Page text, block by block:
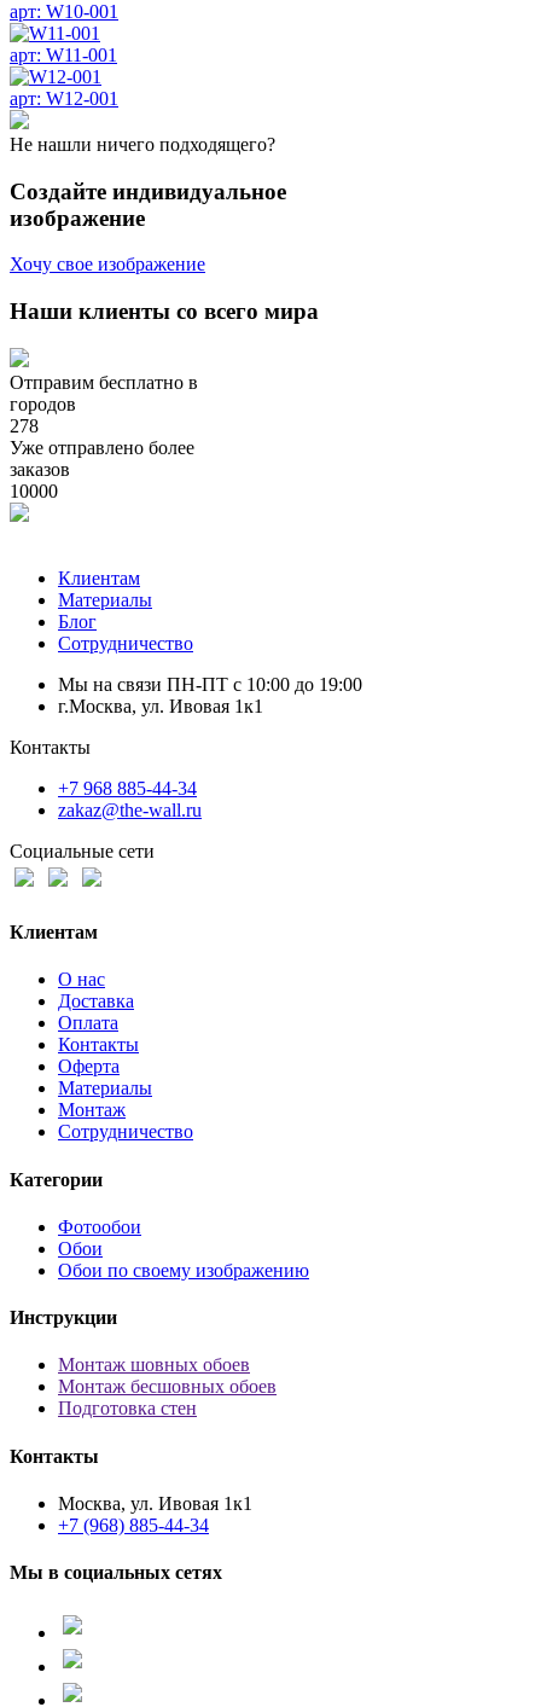
арт: W10-001
арт: W11-001
арт: W12-001
Не нашли ничего подходящего?
Создайте индивидуальное
изображение
Хочу свое изображение
Наши клиенты со всего мира
Отправим бесплатно в
городов
278
Уже отправлено более
заказов
10000
Клиентам
Материалы
Блог
Сотрудничество
Мы на связи ПН-ПТ с 10:00 до 19:00
г.Москва, ул. Ивовая 1к1
Контакты
+7 968 885-44-34
zakaz@the-wall.ru
Социальные сети
Клиентам
О нас
Доставка
Оплата
Контакты
Оферта
Материалы
Монтаж
Сотрудничество
Категории
Фотообои
Обои
Обои по своему изображению
Инструкции
Монтаж шовных обоев
Монтаж бесшовных обоев
Подготовка стен
Контакты
Москва, ул. Ивовая 1к1
+7 (968) 885-44-34
Мы в социальных сетях